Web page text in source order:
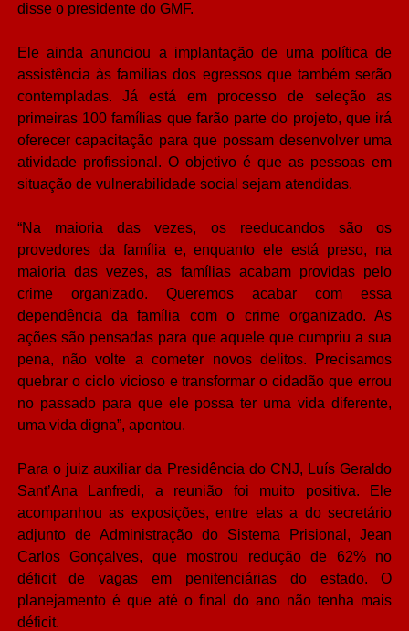
disse o presidente do GMF.
Ele ainda anunciou a implantação de uma política de
assistência às famílias dos egressos que também serão
contempladas. Já está em processo de seleção as
primeiras 100 famílias que farão parte do projeto, que irá
oferecer capacitação para que possam desenvolver uma
atividade profissional. O objetivo é que as pessoas em
situação de vulnerabilidade social sejam atendidas.
“Na maioria das vezes, os reeducandos são os
provedores da família e, enquanto ele está preso, na
maioria das vezes, as famílias acabam providas pelo
crime organizado. Queremos acabar com essa
dependência da família com o crime organizado. As
ações são pensadas para que aquele que cumpriu a sua
pena, não volte a cometer novos delitos. Precisamos
quebrar o ciclo vicioso e transformar o cidadão que errou
no passado para que ele possa ter uma vida diferente,
uma vida digna”, apontou.
Para o juiz auxiliar da Presidência do CNJ, Luís Geraldo
Sant’Ana Lanfredi, a reunião foi muito positiva. Ele
acompanhou as exposições, entre elas a do secretário
adjunto de Administração do Sistema Prisional, Jean
Carlos Gonçalves, que mostrou redução de 62% no
déficit de vagas em penitenciárias do estado. O
planejamento é que até o final do ano não tenha mais
déficit.